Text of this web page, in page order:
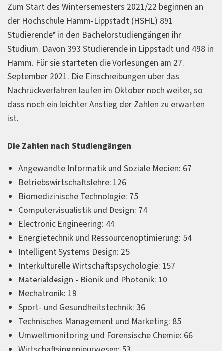
Zum Start des Wintersemesters 2021/22 beginnen an
der Hochschule Hamm-Lippstadt (HSHL) 891
Studierende* in den Bachelorstudiengängen ihr
Studium. Davon 393 Studierende in Lippstadt und 498 in
Hamm. Für sie starteten die Vorlesungen am 27.
September 2021. Die Einschreibungen über das
Nachrückverfahren laufen im Oktober noch weiter, so
dass noch ein leichter Anstieg der Zahlen zu erwarten
ist.
Die Zahlen nach Studiengängen
Angewandte Informatik und Soziale Medien: 67
Betriebswirtschaftslehre: 126
Biomedizinische Technologie: 75
Computervisualistik und Design: 74
Electronic Engineering: 44
Energietechnik und Ressourcenoptimierung: 54
Intelligent Systems Design: 25
Interkulturelle Wirtschaftspsychologie: 157
Materialdesign - Bionik und Photonik: 10
Mechatronik: 19
Sport- und Gesundheitstechnik: 36
Technisches Management und Marketing: 85
Umweltmonitoring und Forensische Chemie: 66